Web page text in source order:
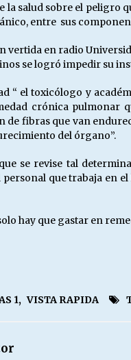
la salud sobre el peligro
entre sus
vertida en radio
se logró impedir su
“ el toxicólogo y
crónica pulmonar
fibras que van
del órgano”.
se revise tal
que trabaja en
hay que gastar en
1, VISTA RAPIDA